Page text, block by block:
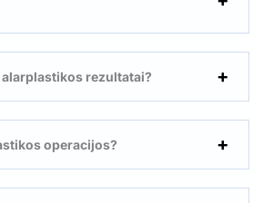
rezultatai?
operacijos?